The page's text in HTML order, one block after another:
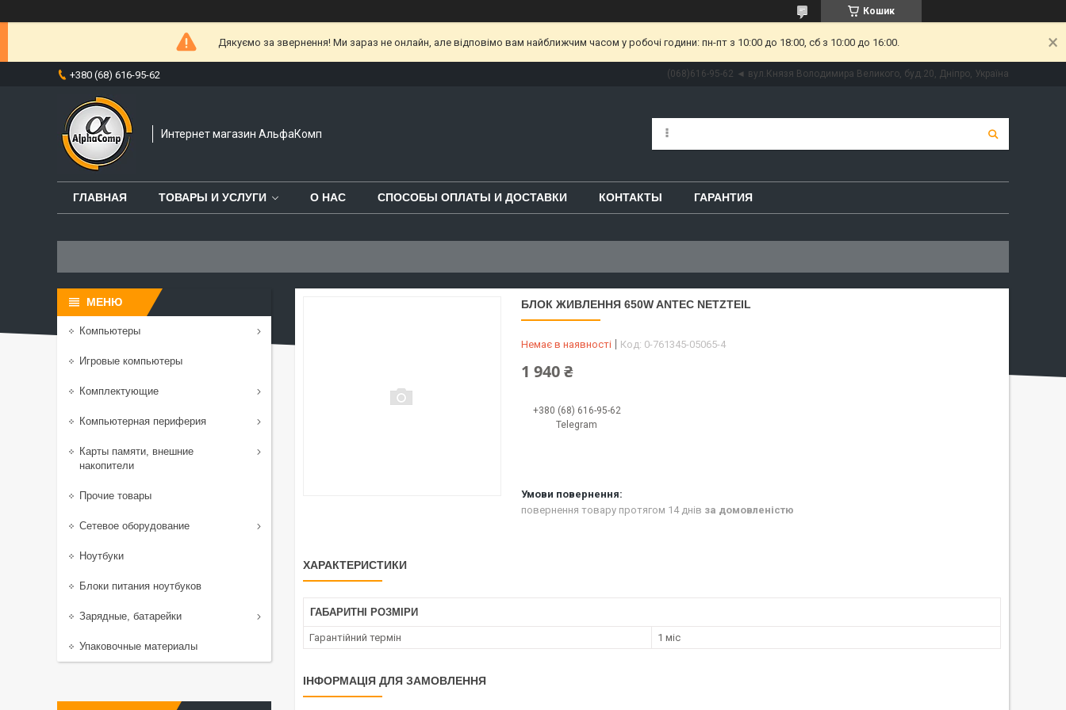
Кошик
Дякуємо за звернення! Ми зараз не онлайн, але відповімо вам найближчим часом у робочі години: пн-пт з 10:00 до 18:00, сб з 10:00 до 16:00.
+380 (68) 616-95-62 (068)616-95-62 ◄ вул.Князя Володимира Великого, буд.20, Дніпро, Україна
Интернет магазин АльфаКомп
ГЛАВНАЯ ТОВАРЫ И УСЛУГИ О НАС СПОСОБЫ ОПЛАТЫ И ДОСТАВКИ КОНТАКТЫ ГАРАНТИЯ
БЛОК ЖИВЛЕННЯ 650W ANTEC NETZTEIL
Немає в наявності Код: 0-761345-05065-4
1 940 ₴
+380 (68) 616-95-62
Telegram
повернення товару протягом 14 днів за домовленістю
ХАРАКТЕРИСТИКИ
ГАБАРИТНІ РОЗМІРИ
Гарантійний термін 1 міс
ІНФОРМАЦІЯ ДЛЯ ЗАМОВЛЕННЯ
Компьютеры
Игровые компьютеры
Комплектующие
Компьютерная периферия
Карты памяти, внешние
накопители
Прочие товары
Сетевое оборудование
Ноутбуки
Блоки питания ноутбуков
Зарядные, батарейки
Упаковочные материалы